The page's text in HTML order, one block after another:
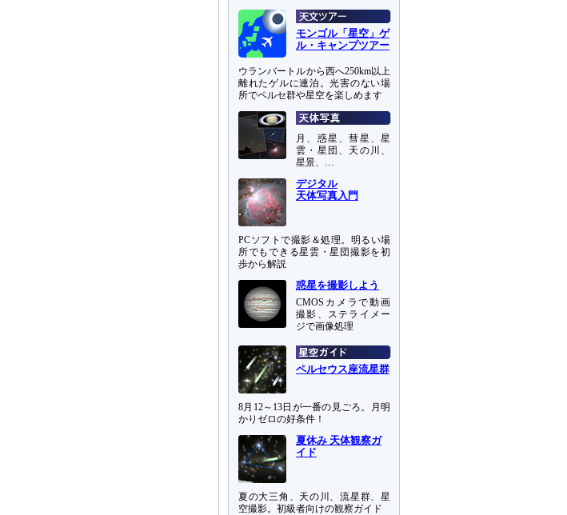
モンゴル「星空」ゲ
ル・キャンプツアー
ウランバートルから西へ250km以上
離れたゲルに連泊。光害のない場
所でペルセ群や星空を楽しめます
月、惑星、彗星、星
雲・星団、天の川、
星景、…
デジタル
天体写真入門
PCソフトで撮影＆処理。明るい場
所でもできる星雲・星団撮影を初
歩から解説
惑星を撮影しよう
CMOSカメラで動画
撮影、ステライメー
ジで画像処理
ペルセウス座流星群
8月12～13日が一番の見ごろ。月明
かりゼロの好条件！
夏休み 天体観察ガ
イド
夏の大三角、天の川、流星群、星
空撮影。初級者向けの観察ガイド